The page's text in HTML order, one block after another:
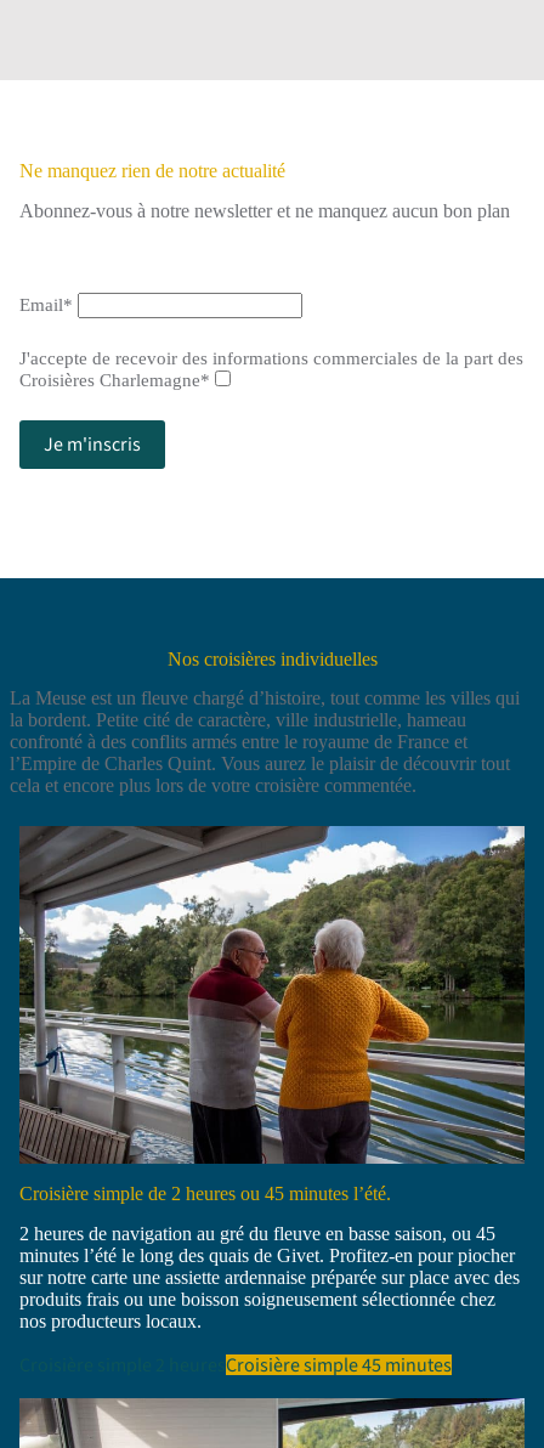
Ne manquez rien de notre actualité
Abonnez-vous à notre newsletter et ne manquez aucun bon plan
Email*
J'accepte de recevoir des informations commerciales de la part des
Croisières Charlemagne*
Nos croisières individuelles
La Meuse est un fleuve chargé d’histoire, tout comme les villes qui
la bordent. Petite cité de caractère, ville industrielle, hameau
confronté à des conflits armés entre le royaume de France et
l’Empire de Charles Quint. Vous aurez le plaisir de découvrir tout
cela et encore plus lors de votre croisière commentée.
Croisière simple de 2 heures ou 45 minutes l’été.
2 heures de navigation au gré du fleuve en basse saison, ou 45
minutes l’été le long des quais de Givet. Profitez-en pour piocher
sur notre carte une assiette ardennaise préparée sur place avec des
produits frais ou une boisson soigneusement sélectionnée chez
nos producteurs locaux.
Croisière simple 45 minutes